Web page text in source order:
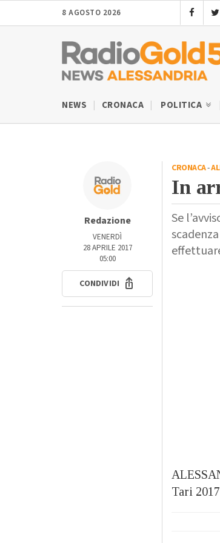
8 AGOSTO 2026
NEWS CRONACA POLITICA
Redazione
VENERDÌ
28 APRILE 2017
05:00
CONDIVIDI
CRONACA-
In
Se
Tari